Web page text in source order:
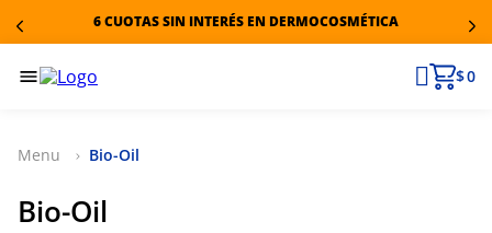
6 CUOTAS SIN INTERÉS EN DERMOCOSMÉTICA
$ 0
Bio-Oil
Bio-Oil